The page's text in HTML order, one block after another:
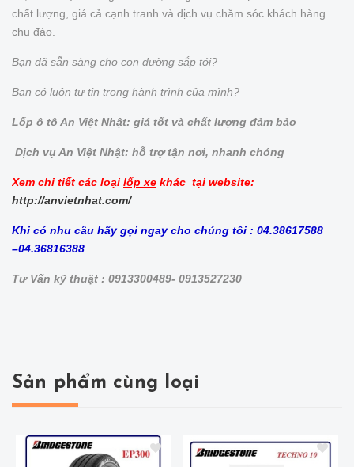
chất lượng, giá cả cạnh tranh và dịch vụ chăm sóc khách hàng
chu đáo.
Bạn đã sẵn sàng cho con đường sắp tới?
Bạn có luôn tự tin trong hành trình của mình?
Lốp ô tô An Việt Nhật: giá tốt và chất lượng đảm bảo
Dịch vụ An Việt Nhật: hỗ trợ tận nơi, nhanh chóng
Xem chi tiết các loại lốp xe khác tại website:
http://anvietnhat.com/
Khi có nhu cầu hãy gọi ngay cho chúng tôi : 04.38617588
–04.36816388
Tư Vấn kỹ thuật : 0913300489- 0913527230
Sản phẩm cùng loại